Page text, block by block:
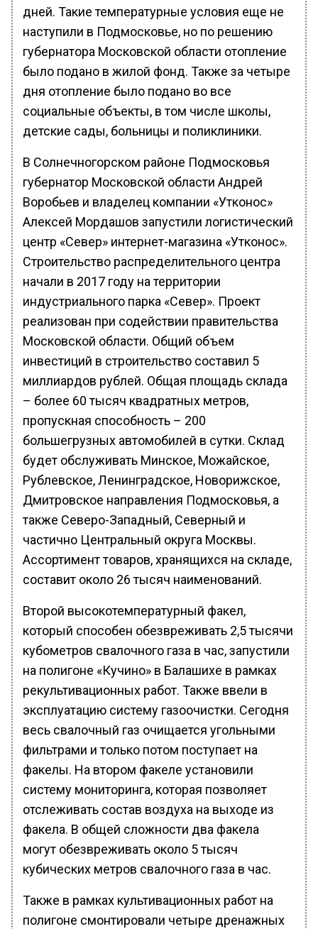
дней. Такие температурные условия еще не
наступили в Подмосковье, но по решению
губернатора Московской области отопление
было подано в жилой фонд. Также за четыре
дня отопление было подано во все
социальные объекты, в том числе школы,
детские сады, больницы и поликлиники.
В Солнечногорском районе Подмосковья
губернатор Московской области Андрей
Воробьев и владелец компании «Утконос»
Алексей Мордашов запустили логистический
центр «Север» интернет-магазина «Утконос».
Строительство распределительного центра
начали в 2017 году на территории
индустриального парка «Север». Проект
реализован при содействии правительства
Московской области. Общий объем
инвестиций в строительство составил 5
миллиардов рублей. Общая площадь склада
– более 60 тысяч квадратных метров,
пропускная способность – 200
большегрузных автомобилей в сутки. Склад
будет обслуживать Минское, Можайское,
Рублевское, Ленинградское, Новорижское,
Дмитровское направления Подмосковья, а
также Северо-Западный, Северный и
частично Центральный округа Москвы.
Ассортимент товаров, хранящихся на складе,
составит около 26 тысяч наименований.
Второй высокотемпературный факел,
который способен обезвреживать 2,5 тысячи
кубометров свалочного газа в час, запустили
на полигоне «Кучино» в Балашихе в рамках
рекультивационных работ. Также ввели в
эксплуатацию систему газоочистки. Сегодня
весь свалочный газ очищается угольными
фильтрами и только потом поступает на
факелы. На втором факеле установили
систему мониторинга, которая позволяет
отслеживать состав воздуха на выходе из
факела. В общей сложности два факела
могут обезвреживать около 5 тысяч
кубических метров свалочного газа в час.
Также в рамках культивационных работ на
полигоне смонтировали четыре дренажных